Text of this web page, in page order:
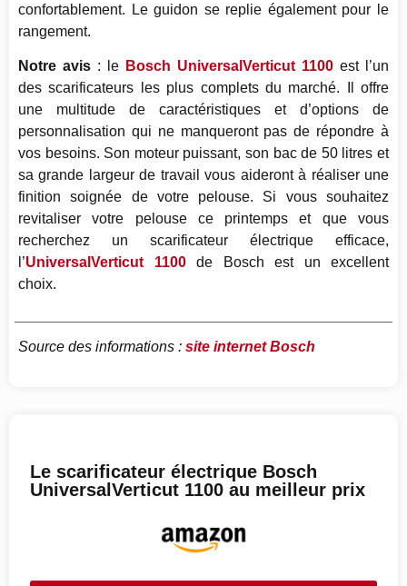
confortablement. Le guidon se replie également pour le
rangement.
Notre avis : le Bosch UniversalVerticut 1100 est l’un
des scarificateurs les plus complets du marché. Il offre
une multitude de caractéristiques et d’options de
personnalisation qui ne manqueront pas de répondre à
vos besoins. Son moteur puissant, son bac de 50 litres et
sa grande largeur de travail vous aideront à réaliser une
finition soignée de votre pelouse. Si vous souhaitez
revitaliser votre pelouse ce printemps et que vous
recherchez un scarificateur électrique efficace,
l’UniversalVerticut 1100de Bosch est un excellent
choix.
Source des informations : site internet Bosch
Le scarificateur électrique Bosch
UniversalVerticut 1100 au meilleur prix